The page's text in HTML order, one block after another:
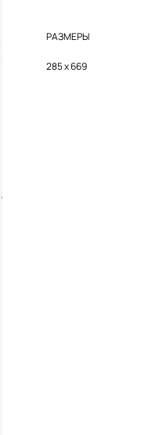
РАЗМЕРЫ
285 x 669